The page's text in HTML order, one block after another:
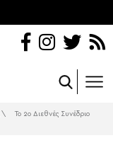
\
Το 2ο Διεθνές Συνέδριο